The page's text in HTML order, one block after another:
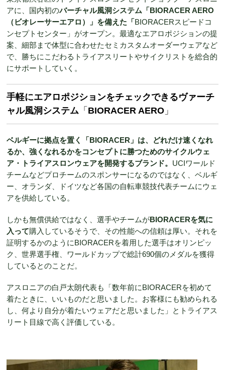
アに、国内初のバーチャル風洞システム「BIORACER AERO
（ビオレーサーエアロ）」を備えた「BIORACERスピードコ
ンセプトセンター」がオープン。最適なエアロポジションの提
案、細部まで体型に合わせたセミカスタムオーダーウェアなど
で、勝ちにこだわるトライアスリートやサイクリストを総合的
にサポートしていく。
手軽にエアロポジションをチェックできるヴァーチ
ャル風洞システム 「 BIORACER AERO 」
ベルギーに拠点を置く「BIORACER」は、どれだけ速くなれ
るか、強くなれるかをコンセプトに勝つためのサイクルウェ
ア・トライアスロンウェアを開発するブランド。 UCIワールド
チームなどプロチームのスポンサーになるのではなく、ベルギ
ー、オランダ、ドイツなど各国の自転車競技代表チームにウェ
アを供給している。
しかも無償供給ではなく、選手やチームがBIORACERを気に
入って購入しているそうで、その性能への信頼は厚い。それを
証明するかのようにBIORACERを着用した選手はオリンピッ
ク、世界選手権、ワールドカップで総計690個のメダルを獲得
しているとのことだ。
アスロニアの白戸太朗代表も「数年前にBIORACERを初めて
着たときに、いいものだと思いました。お客様にも勧められる
し、何より自分が着たいウェアだと思いました」とトライアス
リート目線で高く評価している。